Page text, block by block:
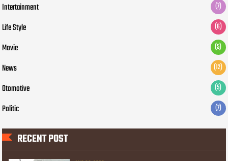
Intertainment (7)
Life Style (6)
Movie (5)
News (12)
Otomotive (5)
Politic (7)
RECENT POST